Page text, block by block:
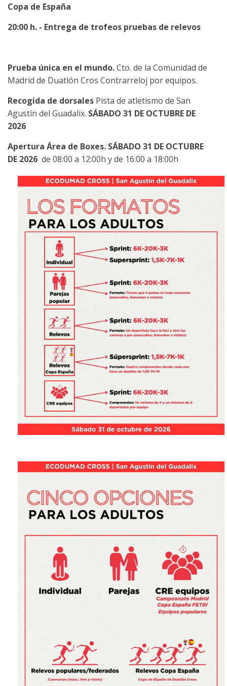
Copa de España
20:00 h. - Entrega de trofeos pruebas de relevos
Prueba única en el mundo.Cto. de la Comunidad de
Madrid de Duatlón Cros Contrarreloj por equipos.
Recogida de dorsales Pista de atletismo de San
Agustín del Guadalix. SÁBADO 31 DE OCTUBRE DE
2026
Apertura Área de Boxes. SÁBADO 31 DE OCTUBRE
DE 2026 de 08:00 a 12:00h y de 16:00 a 18:00h